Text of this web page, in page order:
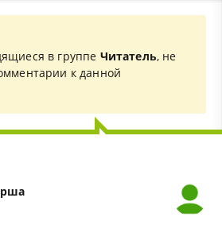
в группе Читатель, не
к данной